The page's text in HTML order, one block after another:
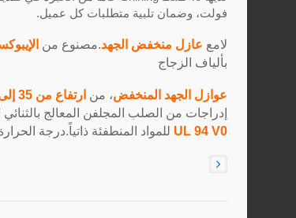
فولت، وضمان تلبية متطلبات كل عميل.
لامع عازل منخفض الجهد.مصنوع من
بألياف الزجاج
عوازل الجهد المنخفض، من ارتفاع من 35 إلى 70 مم
إدراجات من الصلب المجلفن المعالج بالثنائي
UL 94 V0 للمواد المنطفئة ذاتياً.درجة